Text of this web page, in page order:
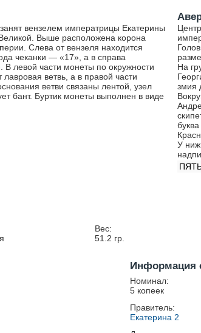
вензелем императрицы Екатерины
Выше расположена корона
Слева от вензеля находится
чеканки — «17», а в справа
В левой части монеты по окружности
лавровая ветвь, а в правой части
ветви связаны лентой, узел
бант. Буртик монеты выполнен в виде
На
змия
У
Вес:
51.2 гр.
Информация
Номинал:
5 копеек
Правитель:
Екатерина 2